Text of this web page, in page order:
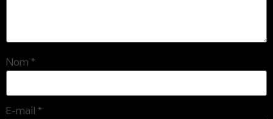
Nom *
E-mail *